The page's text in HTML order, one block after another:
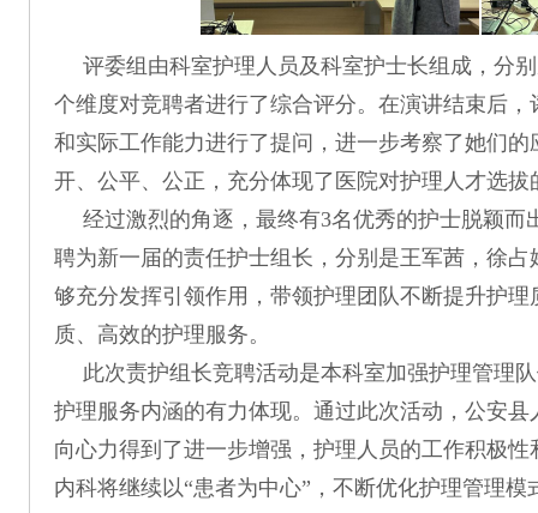
评委组由科室护理人员及科室护士长组成，分
个维度对竞聘者进行了综合评分。在演讲结束后
和实际工作能力进行了提问，进一步考察了她们
开、公平、公正，充分体现了医院对护理人才选
经过激烈的角逐，最终有3名优秀的护士脱颖
聘为新一届的责任护士组长，分别是王军茜，徐
够充分发挥引领作用，带领护理团队不断提升护
质、高效的护理服务。
此次责护组长竞聘活动是本科室加强护理管理
护理服务内涵的有力体现。通过此次活动，公安
向心力得到了进一步增强，护理人员的工作积极
内科将继续以“患者为中心”，不断优化护理管理